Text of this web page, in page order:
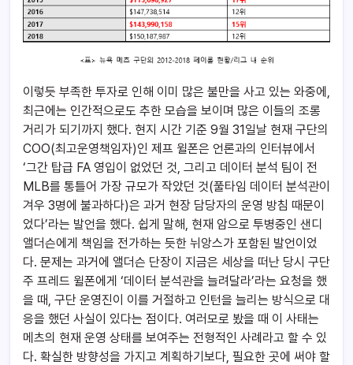
이렇듯 부족한 투자로 인해 이미 많은 불만을 사고 있는 와중에,
최근에는 인간적으로도 추한 모습을 보이며 많은 이들의 조롱
거리가 되기까지 했다. 현지 시간 기준 9월 31일날 현재 구단의
COO(최고운영책임자)인 제프 윌폰은 언론과의 인터뷰에서
‘그간 탑급 FA 영입이 없었던 것, 그리고 데이터 분석 팀이 전
MLB를 통틀어 가장 규모가 작았던 것(풀타임 데이터 분석관이
겨우 3명에 불과하다)은 과거 현장 담당자의 운영 방침 때문이
었다’라는 발언을 했다. 쉽게 말해, 현재 암으로 투병중인 샌디
앨더슨에게 책임을 전가하는 듯한 뉘앙스가 포함된 발언이었
다. 문제는 과거에 앨더슨 단장이 지금은 세상을 떠난 당시 구단
주 프레드 윌폰에게 ‘데이터 분석관을 늘려달라’라는 요청을 했
을 때, 구단 운영진이 이를 거절하고 인턴을 늘리는 방식으로 대
응을 했던 사실이 있다는 점이다. 여러모로 봤을 때 이 사태는
메츠의 현재 운영 상태를 보여주는 전형적인 사례라고 할 수 있
다. 확실한 방향성을 가지고 계획하기보다, 필요한 곳에 써야 할